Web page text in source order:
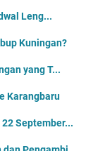
Leng...
Kuningan?
yang T...
Karangbaru
September...